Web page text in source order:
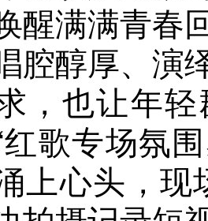
醒满满青春
腔醇厚、演
，也让年
红歌专场氛
上心头，现